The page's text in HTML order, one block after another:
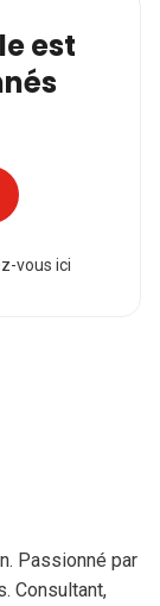
est
vous ici
Passionné par
Consultant,